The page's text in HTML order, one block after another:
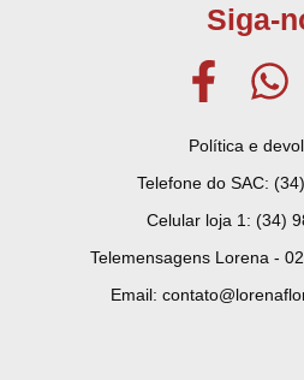
Siga-
Política e
Telefone do SAC:
Celular loja 1: (34)
Telemensagens Lorena -
Email: